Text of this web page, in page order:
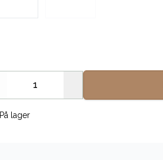
Decrease
På lager